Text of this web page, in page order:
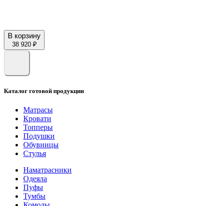
В корзину
38 920 ₽
Каталог готовой продукции
Матрасы
Кровати
Топперы
Подушки
Обувницы
Стулья
Наматрасники
Одеяла
Пуфы
Тумбы